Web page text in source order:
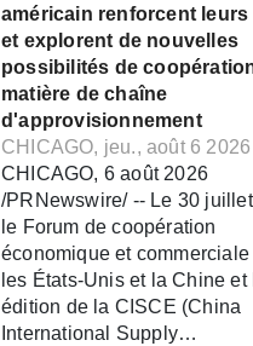
américain renforcent leurs
et explorent de nouvelles
possibilités de
matière de chaîne
d'approvisionnement
CHICAGO, jeu., août 6
CHICAGO, 6 août 2026
/PRNewswire/ -- Le 30
le Forum de coopération
économique et commerciale
les États-Unis et la Chine et
édition de la CISCE (China
International Supply…